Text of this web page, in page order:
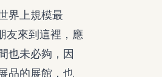
界上規模最
友來到這裡，應
也未必夠，因
品的展館，也